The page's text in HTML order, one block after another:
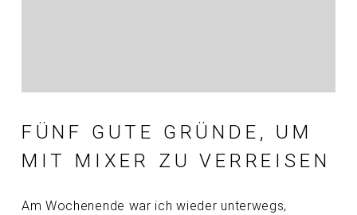
FÜNF GUTE GRÜNDE, UM
MIT MIXER ZU VERREISEN
Am Wochenende war ich wieder unterwegs,